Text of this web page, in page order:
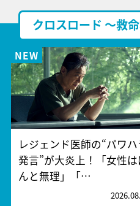
クロスロード ～救
レジェンド医師の“パワハ
発言”が大炎上！「女性は
んと無理」「…